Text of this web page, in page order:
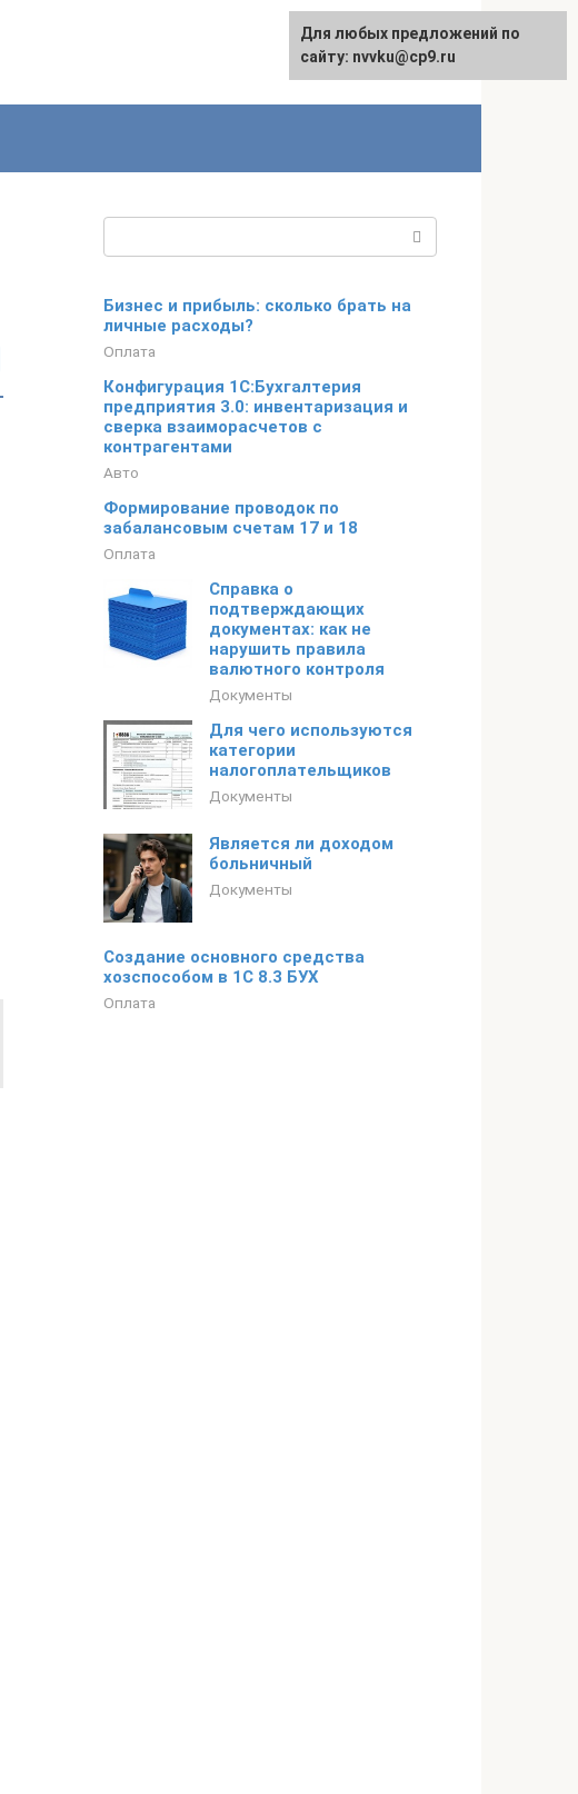
English
Бизнес и прибыль: сколько брать на
личные расходы?
Оплата
Конфигурация 1С:Бухгалтерия
предприятия 3.0: инвентаризация и
сверка взаиморасчетов с
контрагентами
Авто
Формирование проводок по
забалансовым счетам 17 и 18
Оплата
Справка о
подтверждающих
документах: как не
нарушить правила
валютного контроля
Документы
Для чего используются
категории
налогоплательщиков
Документы
Является ли доходом
больничный
Документы
Создание основного средства
хозспособом в 1С 8.3 БУХ
Оплата
Для любых предложений по
сайту: nvvku@cp9.ru